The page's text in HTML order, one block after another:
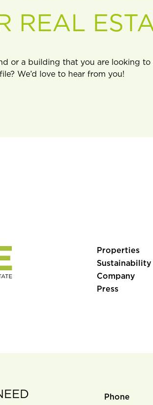
REAL
or a building that you are looking to
We’d love to hear from you!
Properties
Sustainability
Company
Press
Phone